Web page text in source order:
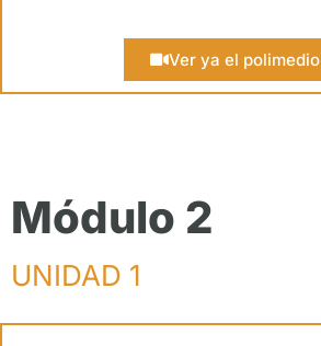
Ver ya el polimedio
Módulo 2
UNIDAD 1